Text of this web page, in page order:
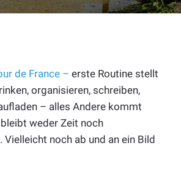
de France – erste Routine stellt
organisieren, schreiben,
– alles Andere kommt
weder Zeit noch
noch ab und an ein Bild